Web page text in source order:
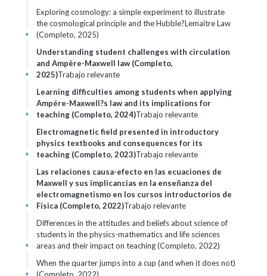
Exploring cosmology: a simple experiment to illustrate
the cosmological principle and the Hubble?Lemaître Law
(Completo, 2025)
+
Understanding student challenges with circulation
and Ampère-Maxwell law (Completo,
2025)Trabajo relevante
+
Learning difficulties among students when applying
Ampére-Maxwell?s law and its implications for
teaching (Completo, 2024)Trabajo relevante
+
Electromagnetic field presented in introductory
physics textbooks and consequences for its
teaching (Completo, 2023)Trabajo relevante
+
Las relaciones causa-efecto en las ecuaciones de
Maxwell y sus implicancias en la enseñanza del
electromagnetismo en los cursos introductorios de
Física (Completo, 2022)Trabajo relevante
+
Differences in the attitudes and beliefs about science of
students in the physics-mathematics and life sciences
areas and their impact on teaching (Completo, 2022)
+
When the quarter jumps into a cup (and when it does not)
+